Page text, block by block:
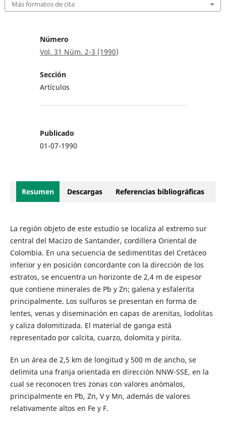
Más formatos de cita
Número
Vol. 31 Núm. 2-3 (1990)
Sección
Artículos
Publicado
01-07-1990
Resumen Descargas Referencias bibliográficas
La región objeto de este estudio se localiza al extremo sur
central del Macizo de Santander, cordillera Oriental de
Colombia. En una secuencia de sedimentitas del Cretáceo
inferior y en posición concordante con la dirección de los
estratos, se encuentra un horizonte de 2,4 m de espesor
que contiene minerales de Pb y Zn; galena y esfalerita
principalmente. Los sulfuros se presentan en forma de
lentes, venas y diseminación en capas de arenitas, lodolitas
y caliza dolomitizada. El material de ganga está
representado por calcita, cuarzo, dolomita y pirita.
En un área de 2,5 km de longitud y 500 m de ancho, se
delimita una franja orientada en dirección NNW-SSE, en la
cual se reconocen tres zonas con valores anómalos,
principalmente en Pb, Zn, V y Mn, además de valores
relativamente altos en Fe y F.